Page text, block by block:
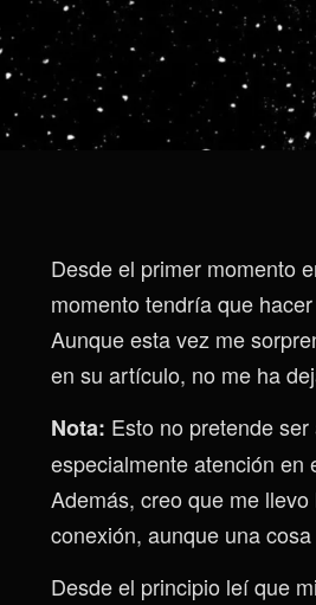
Desde el primer momento
momento tendría que
Aunque esta vez me
en su artículo, no me ha
Nota: Esto no pretende ser
especialmente atención en
Además, creo que me
conexión, aunque una
Desde el principio leí que